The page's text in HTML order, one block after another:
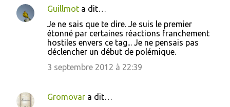
Guillmot a dit…
Je ne sais que te dire. Je suis le premier
étonné par certaines réactions franchement
hostiles envers ce tag... Je ne pensais pas
déclencher un début de polémique.
3 septembre 2012 à 22:39
Gromovar a dit…